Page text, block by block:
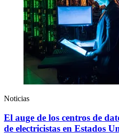
Noticias
El auge de los centros de
de electricistas en Estados